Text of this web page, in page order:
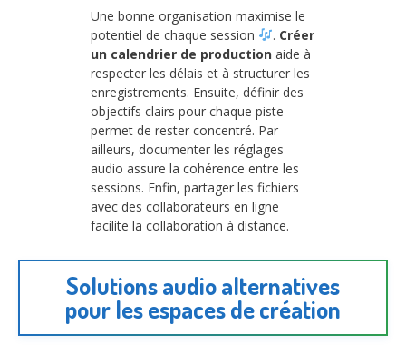
Une bonne organisation maximise le
potentiel de chaque session
. Créer
un calendrier de production aide à
respecter les délais et à structurer les
enregistrements. Ensuite, définir des
objectifs clairs pour chaque piste
permet de rester concentré. Par
ailleurs, documenter les réglages
audio assure la cohérence entre les
sessions. Enfin, partager les fichiers
avec des collaborateurs en ligne
facilite la collaboration à distance.
Solutions audio alternatives
pour les espaces de création